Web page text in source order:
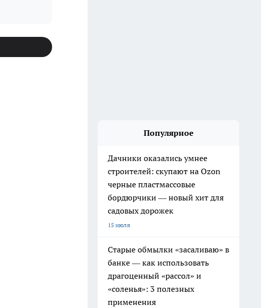
Популярное
Дачники оказались умнее
строителей: скупают на Ozon
черные пластмассовые
бордюрчики — новый хит для
садовых дорожек
15 июля
Старые обмылки «засаливаю» в
банке — как использовать
драгоценный «рассол» и
«соленья»: 3 полезных
применения